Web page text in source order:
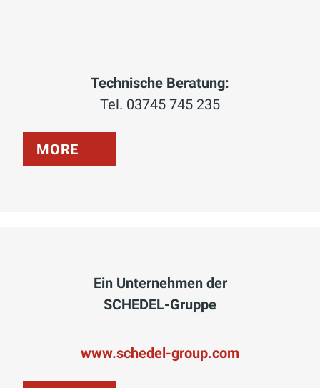
Technische Beratung:
Tel. 03745 745 235
MORE
Ein Unternehmen der
SCHEDEL-Gruppe
www.schedel-group.com